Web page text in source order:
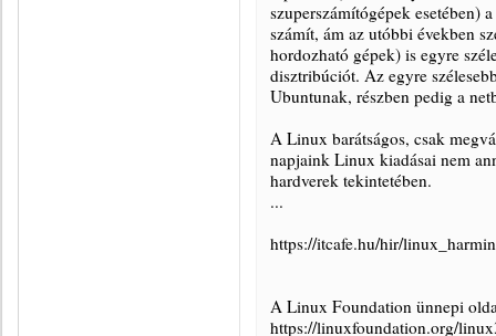
szuperszámítógépek esetében)
számít, ám az utóbbi években
hordozható gépek) is egyre
disztribúciót. Az egyre
Ubuntunak, részben pedig a
A Linux barátságos, csak
napjaink Linux kiadásai nem
hardverek tekintetében.
...
https://itcafe.hu/hir/
A Linux Foundation ünnepi
https://linuxfoundation.org/